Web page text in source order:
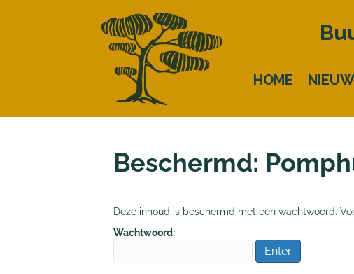
HOME
Beschermd:
Deze inhoud is beschermd met een wachtwoord.
Wachtwoord: